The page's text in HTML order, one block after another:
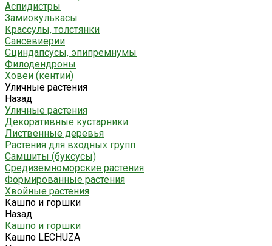
Аспидистры
Замиокулькасы
Крассулы, толстянки
Сансевиерии
Сциндапсусы, эпипремнумы
Филодендроны
Ховеи (кентии)
Уличные растения
Назад
Уличные растения
Декоративные кустарники
Лиственные деревья
Растения для входных групп
Самшиты (буксусы)
Средиземноморские растения
Формированные растения
Хвойные растения
Кашпо и горшки
Назад
Кашпо и горшки
Кашпо LECHUZA